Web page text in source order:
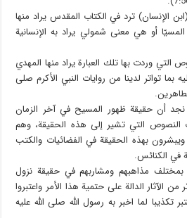
الإنسان) ترد في الكتاب المقدس يراد منها
أو هي معنى شمولي يراد به الإنسانية
التي وردت بها تلك العبارة يراد منها المهدي
بما تواتر لدينا من روايات النبي الأكرم صلى
أن حقيقة ظهور المسيح في آخر الزمان
النصوص التي تشير إلى هذه الحقيقة، وهم
بهذه الحقيقة في الفضائيات والكتب
في الكنائس.
مذاهبهم ومشاربهم في حقيقة نزول
الآثار الدالة على حتمية هذا الأمر واعتبروا
تكذيبا لما اخبر به رسول الله صلى الله عليه